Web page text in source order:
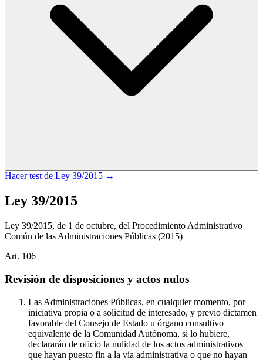
Hacer test de Ley 39/2015 →
Ley 39/2015
Ley 39/2015, de 1 de octubre, del Procedimiento Administrativo
Común de las Administraciones Públicas (2015)
Art. 106
Revisión de disposiciones y actos nulos
Las Administraciones Públicas, en cualquier momento, por
iniciativa propia o a solicitud de interesado, y previo dictamen
favorable del Consejo de Estado u órgano consultivo
equivalente de la Comunidad Autónoma, si lo hubiere,
declararán de oficio la nulidad de los actos administrativos
que hayan puesto fin a la vía administrativa o que no hayan